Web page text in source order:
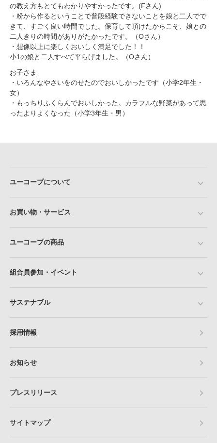
の教え方もとてもわかりやすかったです。(Fさん)
・粉から作るということで普段経験できないことを娘と二人でで
きて、すごく良い時間でした。保育して頂けたからこそ、娘との
二人きりの時間がありがたかったです。（Oさん）
・想像以上に楽しくおいしく満足でした！！
小1の娘と二人すべて平らげました。（Oさん）
お子さま
・いろんなやさいをのせたのでおいしかったです（小学2年生・
女）
・もっちりふくらんでおいしかった。カラフルな野菜があって思
ったよりよくなった（小学3年生・男）
ユーコープについて
お買い物・サービス
ユーコープの商品
組合員参加・イベント
サステナブル
採用情報
お知らせ
プレスリリース
サイトマップ